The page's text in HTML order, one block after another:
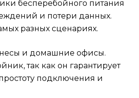
бесперебойного питания
и потери данных.
разных сценариях.
и домашние офисы.
так как он гарантирует
подключения и